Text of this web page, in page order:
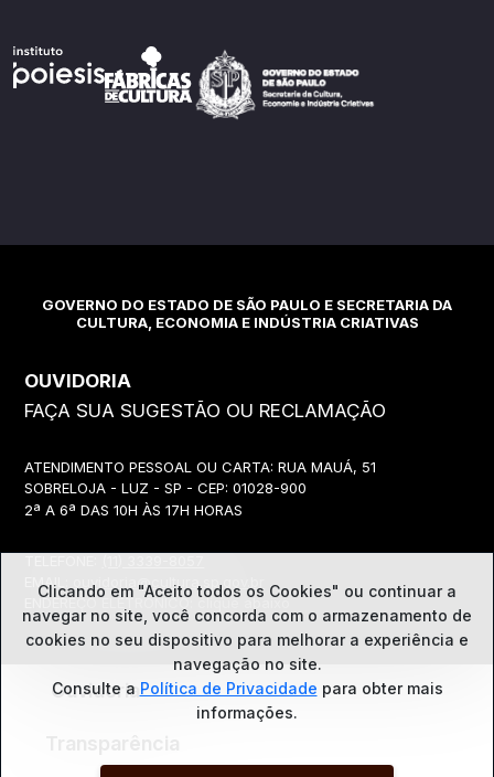
GOVERNO DO ESTADO DE SÃO PAULO E SECRETARIA DA
CULTURA, ECONOMIA E INDÚSTRIA CRIATIVAS
OUVIDORIA
FAÇA SUA SUGESTÃO OU RECLAMAÇÃO
ATENDIMENTO PESSOAL OU CARTA: RUA MAUÁ, 51
SOBRELOJA - LUZ - SP - CEP: 01028-900
2ª A 6ª DAS 10H ÀS 17H HORAS
EMAIL:
ouvidoria@cultura.sp.gov.br
ENDEREÇO ELETRÔNICO: clique abaixo
Ouvidoria
Clicando em "Aceito todos os Cookies" ou continuar a
navegar no site, você concorda com o armazenamento de
cookies no seu dispositivo para melhorar a experiência e
navegação no site.
Consulte a Política de Privacidade para obter mais
informações.